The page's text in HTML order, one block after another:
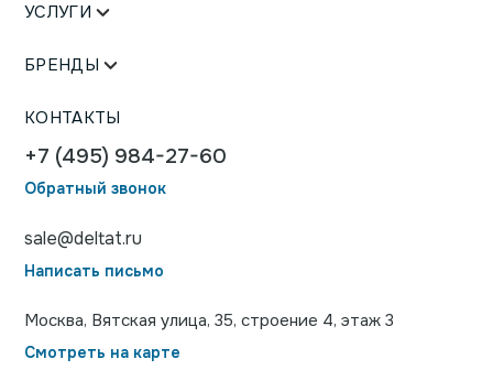
УСЛУГИ
БРЕНДЫ
КОНТАКТЫ
+7 (495) 984-27-60
Обратный звонок
sale@deltat.ru
Написать письмо
Москва, Вятская улица, 35, строение 4, этаж 3
Смотреть на карте